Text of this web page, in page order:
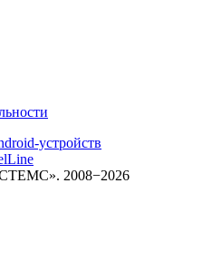
2008−2026